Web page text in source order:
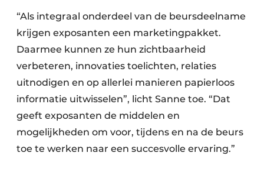
“Als integraal onderdeel van de beursdeelname
krijgen exposanten een marketingpakket.
Daarmee kunnen ze hun zichtbaarheid
verbeteren, innovaties toelichten, relaties
uitnodigen en op allerlei manieren papierloos
informatie uitwisselen”, licht Sanne toe. “Dat
geeft exposanten de middelen en
mogelijkheden om voor, tijdens en na de beurs
toe te werken naar een succesvolle ervaring.”